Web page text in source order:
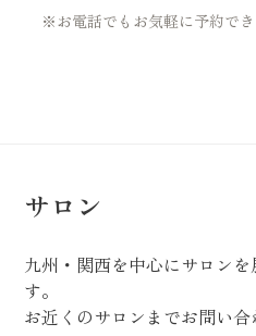
※お電話でもお気軽に予約でき
サロン
九州・関西を中心にサロンを
す。
お近くのサロンまでお問い合